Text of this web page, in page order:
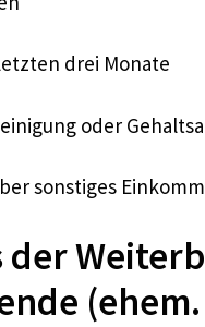
drei Monate
oder
sonstiges
der